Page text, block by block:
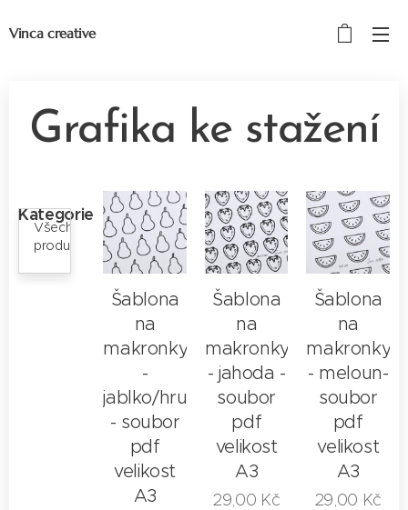
Vinca creative
Grafika ke stažení
Kategorie
Všechny
produkty
Šablona
na
makronky
-
jablko/hruška
- soubor
pdf
velikost
A3
Šablona
na
makronky
- jahoda -
soubor
pdf
velikost
A3
29,00 Kč
Šablona
na
makronky
- meloun-
soubor
pdf
velikost
A3
29,00 Kč